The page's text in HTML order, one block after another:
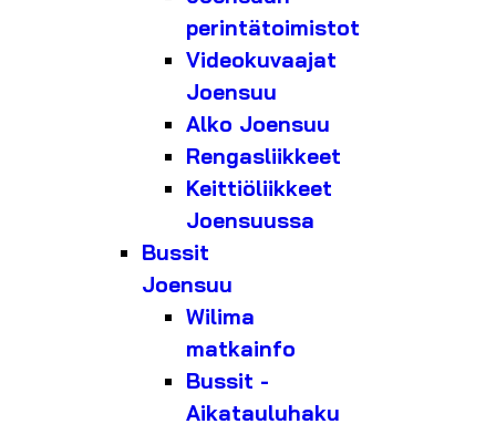
perintätoimistot
Videokuvaajat
Joensuu
Alko Joensuu
Rengasliikkeet
Keittiöliikkeet
Joensuussa
Bussit
Joensuu
Wilima
matkainfo
Bussit -
Aikatauluhaku